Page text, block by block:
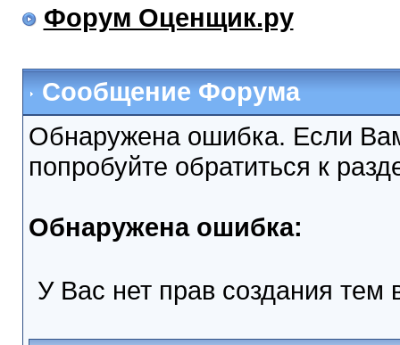
Форум Оценщик.ру
Сообщение Форума
Обнаружена ошибка. Если
попробуйте обратиться к
Обнаружена ошибка:
У Вас нет прав создания тем